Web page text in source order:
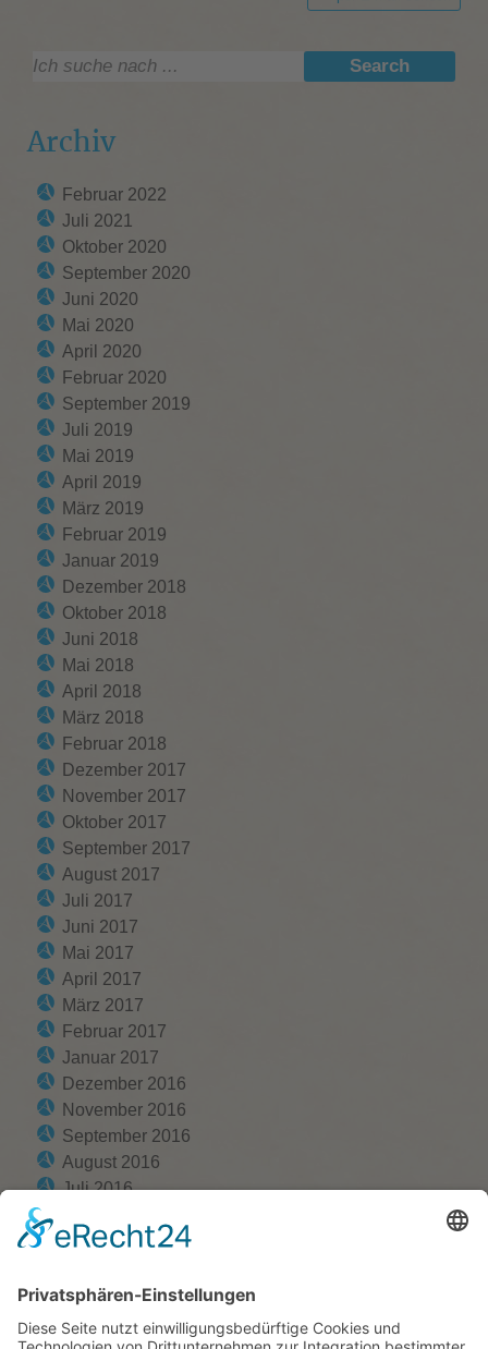
Suche: Search
Archiv
Februar 2022
Juli 2021
Oktober 2020
September 2020
Juni 2020
Mai 2020
April 2020
Februar 2020
September 2019
Juli 2019
Mai 2019
April 2019
März 2019
Februar 2019
Januar 2019
Dezember 2018
Oktober 2018
Juni 2018
Mai 2018
April 2018
März 2018
Februar 2018
Dezember 2017
November 2017
Oktober 2017
September 2017
August 2017
Juli 2017
Juni 2017
Mai 2017
April 2017
März 2017
Februar 2017
Januar 2017
Dezember 2016
November 2016
September 2016
August 2016
Juli 2016
Mai 2016
März 2016
Februar 2016
Januar 2016